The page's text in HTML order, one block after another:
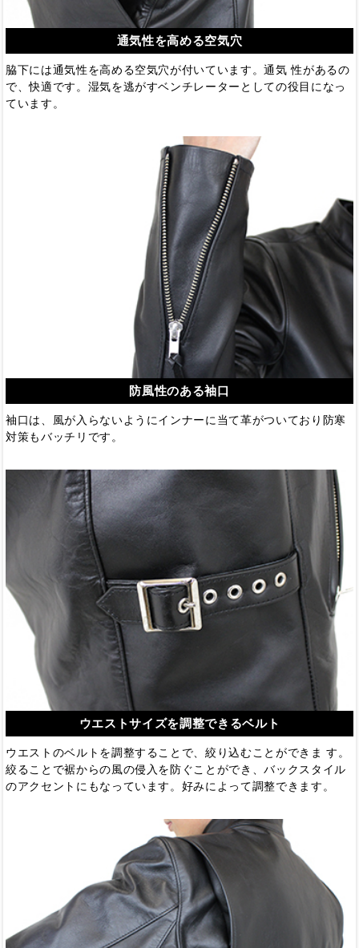
通気性を高める空気穴
脇下には通気性を高める空気穴が付いています。通気 性があるの
で、快適です。湿気を逃がすベンチレーターとしての役目になっ
ています。
防風性のある袖口
袖口は、風が入らないようにインナーに当て革がついており防寒
対策もバッチリです。
ウエストサイズを調整できるベルト
ウエストのベルトを調整することで、絞り込むことができま す。
絞ることで裾からの風の侵入を防ぐことができ、バックスタイル
のアクセントにもなっています。好みによって調整できます。